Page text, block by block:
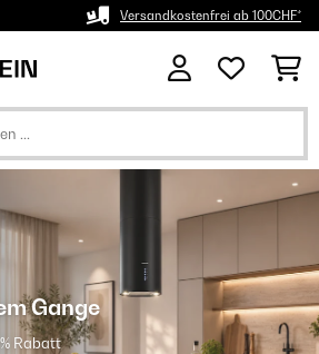
Versandkostenfrei ab 100CHF*
Gange
Rabatt